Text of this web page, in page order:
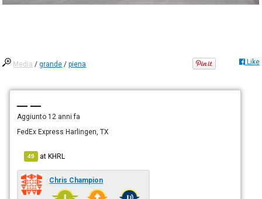
Media /grande /piena Like
— —
Aggiunto 12 anni fa
FedEx Express Harlingen, TX
49 atKHRL
Chris Champion